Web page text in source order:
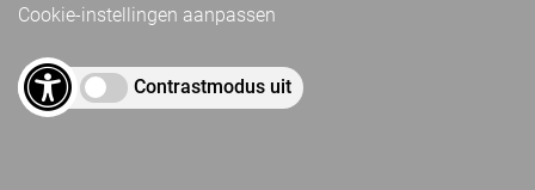
Cookie-instellingen aanpassen
Contrastmodus uit